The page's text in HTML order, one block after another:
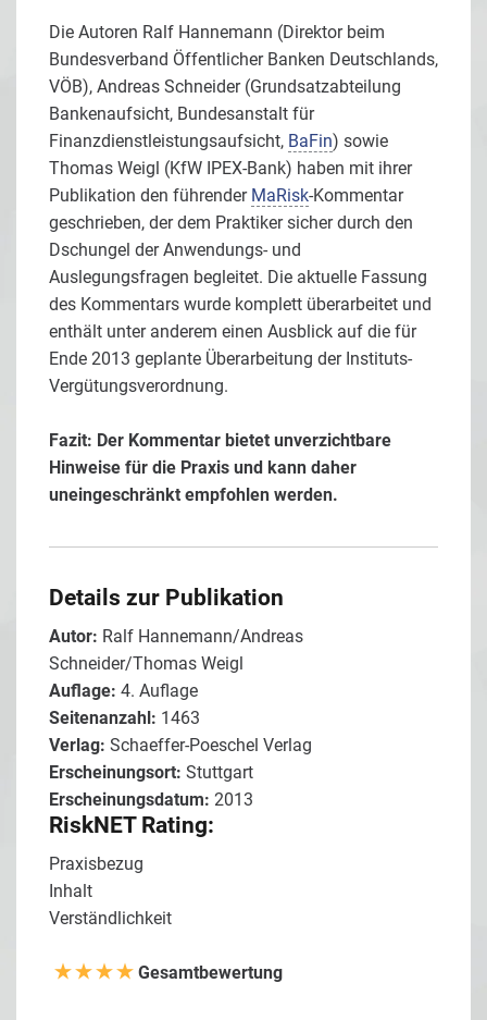
Die Autoren Ralf Hannemann (Direktor beim
Bundesverband Öffentlicher Banken Deutschlands,
VÖB), Andreas Schneider (Grundsatzabteilung
Bankenaufsicht, Bundesanstalt für
Finanzdienstleistungsaufsicht, BaFin) sowie
Thomas Weigl (KfW IPEX-Bank) haben mit ihrer
Publikation den führender MaRisk-Kommentar
geschrieben, der dem Praktiker sicher durch den
Dschungel der Anwendungs- und
Auslegungsfragen begleitet. Die aktuelle Fassung
des Kommentars wurde komplett überarbeitet und
enthält unter anderem einen Ausblick auf die für
Ende 2013 geplante Überarbeitung der Instituts-
Vergütungsverordnung.
Fazit: Der Kommentar bietet unverzichtbare
Hinweise für die Praxis und kann daher
uneingeschränkt empfohlen werden.
Details zur Publikation
Autor: Ralf Hannemann/Andreas
Schneider/Thomas Weigl
Auflage: 4. Auflage
Seitenanzahl: 1463
Verlag: Schaeffer-Poeschel Verlag
Erscheinungsort: Stuttgart
Erscheinungsdatum: 2013
RiskNET Rating:
Praxisbezug
Inhalt
Verständlichkeit
Gesamtbewertung